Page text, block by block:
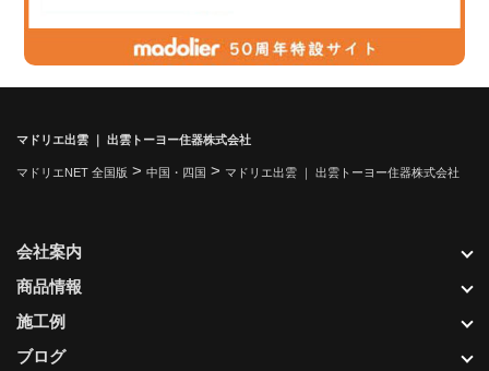
マドリエ出雲 ｜ 出雲トーヨー住器株式会社
マドリエNET 全国版 > 中国・四国 > マドリエ出雲 ｜ 出雲トーヨー住器株式会社
会社案内
商品情報
施工例
ブログ